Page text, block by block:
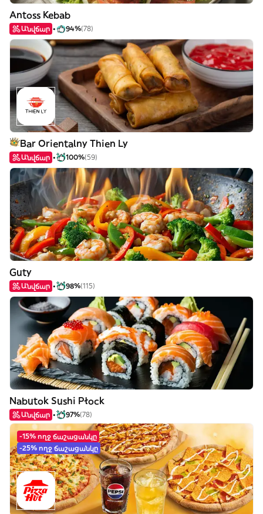
Antoss Kebab
Անվճար 94%(78)
Bar Orientalny Thien Ly
Անվճար 100%(59)
Guty
Անվճար 98%(115)
Nabutok Sushi Płock
Անվճար 97%(78)
-15% ողջ ճաշացանկը
-25% ողջ ճաշացանկը